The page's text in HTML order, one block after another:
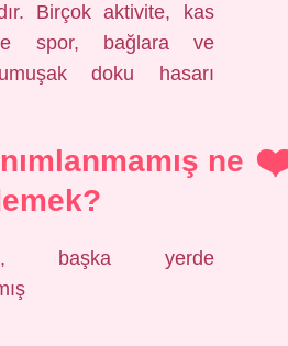
Birçok aktivite, kas
spor, bağlara ve
doku hasarı
ne
başka yerde